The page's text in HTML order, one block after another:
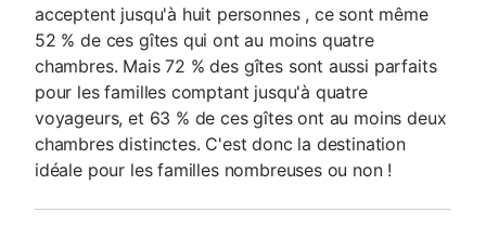
acceptent jusqu'à huit personnes , ce sont même
52 % de ces gîtes qui ont au moins quatre
chambres. Mais 72 % des gîtes sont aussi parfaits
pour les familles comptant jusqu'à quatre
voyageurs, et 63 % de ces gîtes ont au moins deux
chambres distinctes. C'est donc la destination
idéale pour les familles nombreuses ou non !